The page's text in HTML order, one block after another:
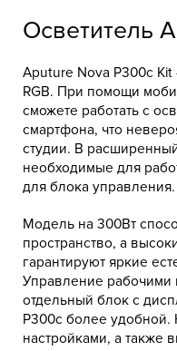
Осветитель
Aputure Nova P300c
RGB. При помощи
сможете работать с
смартфона, что
студии. В
необходимые для
для блока управления.
Модель на 300Вт
пространство, а
гарантируют яркие
Управление рабочими
отдельный блок с
P300c более удобной.
настройками, а также